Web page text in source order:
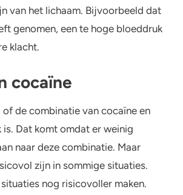
van het lichaam. Bijvoorbeeld dat
genomen, een te hoge bloeddruk
klacht.
cocaïne
de combinatie van cocaïne en
Dat komt omdat er weinig
naar deze combinatie. Maar
zijn in sommige situaties.
nog risicovoller maken.